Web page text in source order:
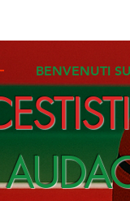
BENVENUTI SU